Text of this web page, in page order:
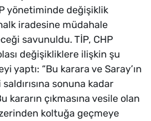
yönetiminde değişiklik
iradesine müdahale
savunuldu. TİP, CHP
değişikliklere ilişkin şu
yaptı: “Bu karara ve Saray’ın
sonuna kadar
kararın çıkmasına vesile olan
koltuğa geçmeye